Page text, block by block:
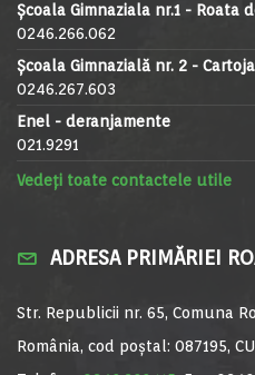
Școala Gimnaziala nr.1 - Roata
0246.266.062
Școala Gimnazială nr. 2 -
0246.267.603
Enel - deranjamente
021.9291
Vedeți toate contactele utile
ADRESA PRIMĂRIEI
Str. Republicii nr. 65, Comuna
România, cod poștal: 087195,